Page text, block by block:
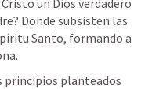
un Dios verdadero
Donde subsisten las
Santo, formando a
principios planteados